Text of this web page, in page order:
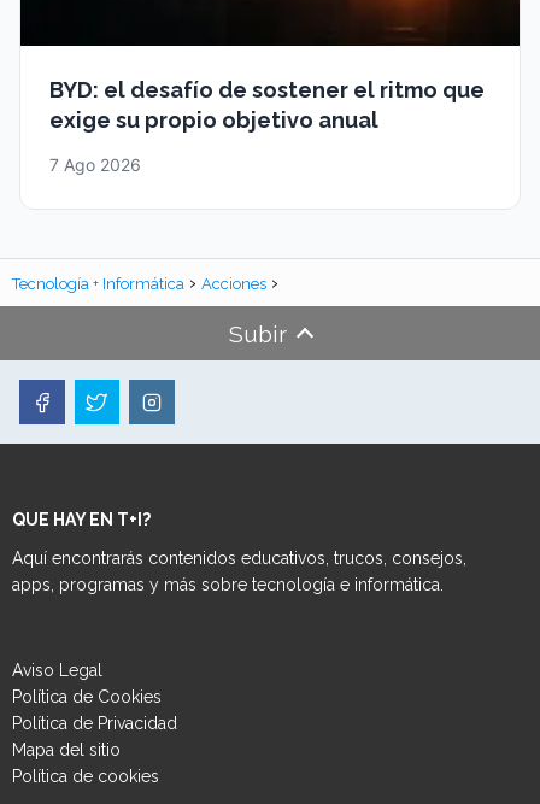
BYD: el desafío de sostener el ritmo que
exige su propio objetivo anual
7 Ago 2026
Tecnología + Informática Acciones
Subir
QUE HAY EN T+I?
Aquí encontrarás contenidos educativos, trucos, consejos,
apps, programas y más sobre tecnología e informática.
Aviso Legal
Política de Cookies
Política de Privacidad
Mapa del sitio
Política de cookies